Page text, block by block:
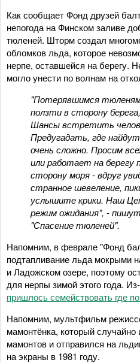
Как сообщает Фонд друзей
непогода на Финском заливе
тюленей. Шторм создал
обломков льда, которое
нерпе, оставшейся на берегу.
могло унести по волнам на
"Потерявшимся
ползти в сторону
Шансы встретить
Предугадать, где
очень сложно. Просим
или работает на берегу
сторону моря - вдруг
странное шевеление,
услышите крики. Наш
режим ожидания", -
"Спасение тюленей".
Напомним, в феврале "Фонд
подтапливание льда мокрыми
и Ладожском озере, поэтому
для нерпы зимой этого года.
пришлось семействовать где
Напомним, мультфильм
мамонтёнка, который
мамонтов и отправился на
на экраны в 1981 году.